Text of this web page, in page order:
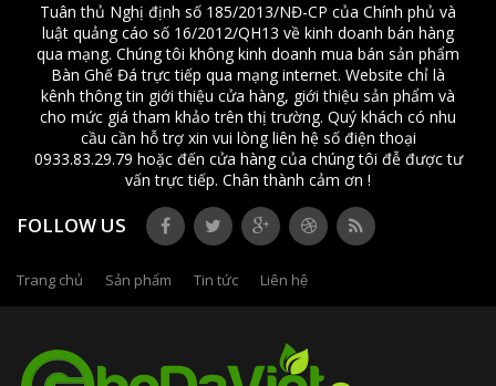
Tuân thủ Nghị định số 185/2013/NĐ-CP của Chính phủ và
luật quảng cáo số 16/2012/QH13 về kinh doanh bán hàng
qua mạng. Chúng tôi không kinh doanh mua bán sản phẩm
Bàn Ghế Đá trực tiếp qua mạng internet. Website chỉ là
kênh thông tin giới thiệu cửa hàng, giới thiệu sản phẩm và
cho mức giá tham khảo trên thị trường. Quý khách có nhu
cầu cần hỗ trợ xin vui lòng liên hệ số điện thoại
0933.83.29.79 hoặc đến cửa hàng của chúng tôi đễ được tư
vấn trực tiếp. Chân thành cảm ơn !
FOLLOW US
Trang chủ Sản phẩm Tin tức Liên hệ